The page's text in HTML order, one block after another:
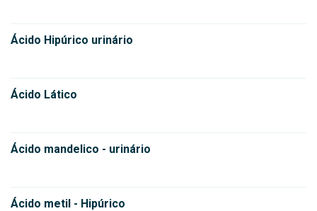
Ácido Hipúrico urinário
Ácido Lático
Ácido mandelico - urinário
Ácido metil - Hipúrico